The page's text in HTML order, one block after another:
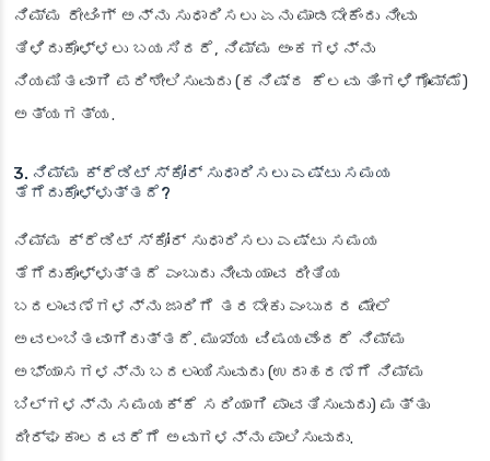
ನಿಮ್ಮ ರೇಟಿಂಗ್ ಅನ್ನು ಸುಧಾರಿಸಲು ಏನು ಮಾಡಬೇಕೆಂದು ನೀವು
ತಿಳಿದುಕೊಳ್ಳಲು ಬಯಸಿದರೆ, ನಿಮ್ಮ ಅಂಕಗಳನ್ನು
ನಿಯಮಿತವಾಗಿ ಪರಿಶೀಲಿಸುವುದು (ಕನಿಷ್ಠ ಕೆಲವು ತಿಂಗಳಿಗೊಮ್ಮೆ)
ಅತ್ಯಗತ್ಯ.
3. ನಿಮ್ಮ ಕ್ರೆಡಿಟ್ ಸ್ಕೋರ್ ಸುಧಾರಿಸಲು ಎಷ್ಟು ಸಮಯ
ತೆಗೆದುಕೊಳ್ಳುತ್ತದೆ?
ನಿಮ್ಮ ಕ್ರೆಡಿಟ್ ಸ್ಕೋರ್ ಸುಧಾರಿಸಲು ಎಷ್ಟು ಸಮಯ
ತೆಗೆದುಕೊಳ್ಳುತ್ತದೆ ಎಂಬುದು ನೀವು ಯಾವ ರೀತಿಯ
ಬದಲಾವಣೆಗಳನ್ನು ಜಾರಿಗೆ ತರಬೇಕು ಎಂಬುದರ ಮೇಲೆ
ಅವಲಂಬಿತವಾಗಿರುತ್ತದೆ. ಮುಖ್ಯ ವಿಷಯವೆಂದರೆ ನಿಮ್ಮ
ಅಭ್ಯಾಸಗಳನ್ನು ಬದಲಾಯಿಸುವುದು (ಉದಾಹರಣೆಗೆ ನಿಮ್ಮ
ಬಿಲ್‌ಗಳನ್ನು ಸಮಯಕ್ಕೆ ಸರಿಯಾಗಿ ಪಾವತಿಸುವುದು) ಮತ್ತು
ದೀರ್ಘಕಾಲದವರೆಗೆ ಅವುಗಳನ್ನು ಪಾಲಿಸುವುದು.